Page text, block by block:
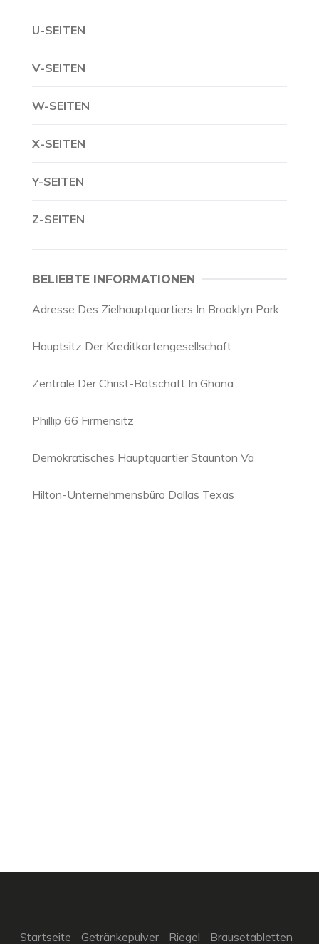
U-SEITEN
V-SEITEN
W-SEITEN
X-SEITEN
Y-SEITEN
Z-SEITEN
BELIEBTE INFORMATIONEN
Adresse Des Zielhauptquartiers In Brooklyn Park
Hauptsitz Der Kreditkartengesellschaft
Zentrale Der Christ-Botschaft In Ghana
Phillip 66 Firmensitz
Demokratisches Hauptquartier Staunton Va
Hilton-Unternehmensbüro Dallas Texas
Startseite Getränkepulver Riegel Brausetabletten